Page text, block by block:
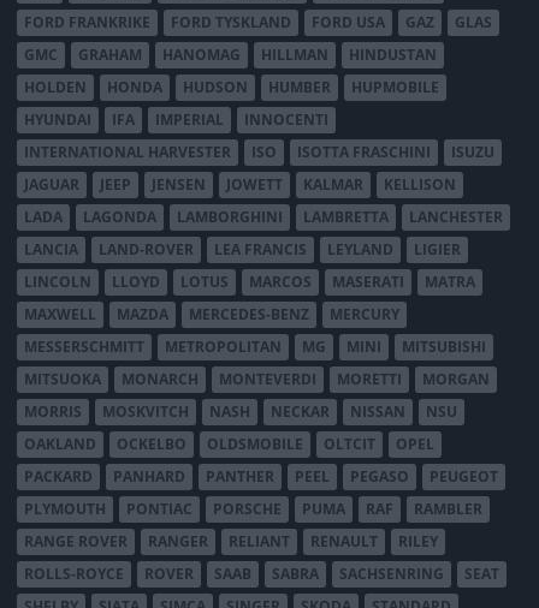
FORD FRANKRIKE
FORD TYSKLAND FORD USA GAZ
GLAS
GMC
GRAHAM HANOMAG HILLMAN
HINDUSTAN
HOLDEN
HONDA HUDSON HUMBER
HUPMOBILE
HYUNDAI
IFA IMPERIAL
INNOCENTI
INTERNATIONAL HARVESTER
ISO ISOTTA FRASCHINI
ISUZU
JAGUAR
JEEP JENSEN JOWETT KALMAR
KELLISON
LADA
LAGONDA LAMBORGHINI LAMBRETTA
LANCHESTER
LANCIA
LAND-ROVER LEA FRANCIS LEYLAND
LIGIER
LINCOLN
LLOYD LOTUS MARCOS MASERATI
MATRA
MAXWELL
MAZDA MERCEDES-BENZ
MERCURY
MESSERSCHMITT
METROPOLITAN MG MINI
MITSUBISHI
MITSUOKA
MONARCH MONTEVERDI MORETTI
MORGAN
MORRIS
MOSKVITCH NASH NECKAR NISSAN
NSU
OAKLAND
OCKELBO OLDSMOBILE OLTCIT
OPEL
PACKARD
PANHARD PANTHER PEEL PEGASO
PEUGEOT
PLYMOUTH
PONTIAC PORSCHE PUMA RAF
RAMBLER
RANGE ROVER
RANGER RELIANT RENAULT
RILEY
ROLLS-ROYCE
ROVER SAAB SABRA SACHSENRING
SEAT